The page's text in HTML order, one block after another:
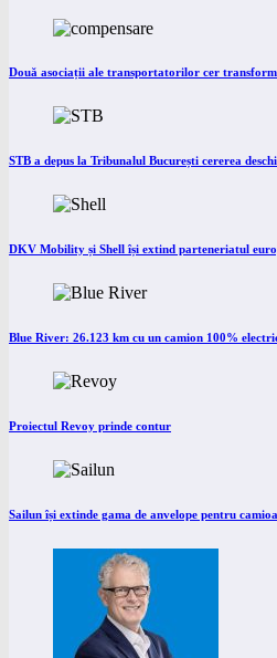
Două asociații ale transportatorilor cer
STB a depus la Tribunalul București cererea
DKV Mobility și Shell își extind parteneriatul
Blue River: 26.123 km cu un camion 100%
Proiectul Revoy prinde contur
Sailun își extinde gama de anvelope pentru